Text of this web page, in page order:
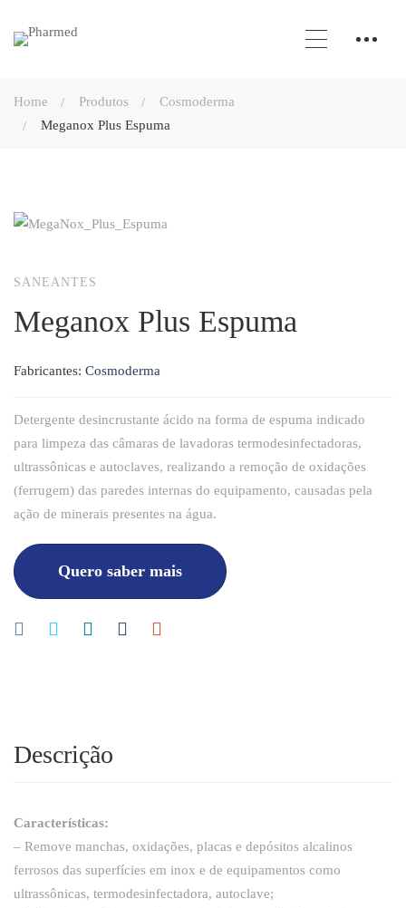
Home Produtos
Cosmoderma
Meganox Plus Espuma
SANEANTES
Meganox Plus Espuma
Fabricantes: Cosmoderma
Detergente desincrustante ácido na forma de espuma indicado
para limpeza das câmaras de lavadoras termodesinfectadoras,
ultrassônicas e autoclaves, realizando a remoção de oxidações
(ferrugem) das paredes internas do equipamento, causadas pela
ação de minerais presentes na água.
Quero saber mais
Descrição
Características:
– Remove manchas, oxidações, placas e depósitos alcalinos
ferrosos das superfícies em inox e de equipamentos como
ultrassônicas, termodesinfectadora, autoclave;